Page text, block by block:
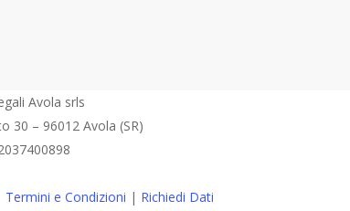
Avola srls
30 – 96012 Avola (SR)
Termini e Condizioni | Richiedi Dati